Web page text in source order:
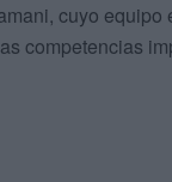
cuyo equipo
competencias